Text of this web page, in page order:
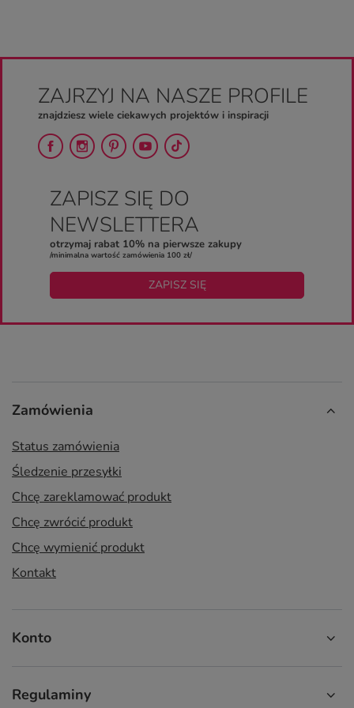
ZAJRZYJ NA NASZE PROFILE
znajdziesz wiele ciekawych projektów i inspiracji
ZAPISZ SIĘ DO
NEWSLETTERA
otrzymaj rabat 10% na pierwsze zakupy
/minimalna wartość zamówienia 100 zł/
ZAPISZ SIĘ
Zamówienia
Status zamówienia
Śledzenie przesyłki
Chcę zareklamować produkt
Chcę zwrócić produkt
Chcę wymienić produkt
Kontakt
Konto
Regulaminy